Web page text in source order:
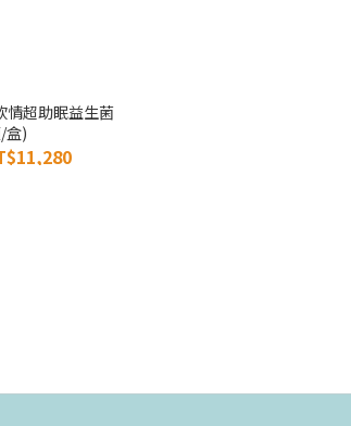
情超助眠益生菌
盒)